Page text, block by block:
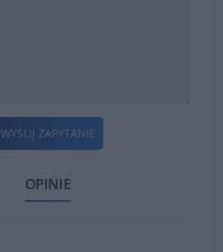
WYŚLIJ ZAPYTANIE
OPINIE